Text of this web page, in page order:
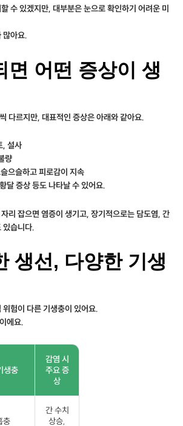
수 있겠지만, 대부분은 눈으로 확인하기 어려운 미
많아요.
면 어떤 증상이 생
다르지만, 대표적인 증상은 아래와 같아요.
, 설사
량
으슬하고 피로감이 지속
달 증상 등도 나타날 수 있어요.
리 잡으면 염증이 생기고, 장기적으로는 담도염, 간
있습니다.
생선, 다양한 기생
험이 다른 기생충이 있어요.
에요.
생충
감염 시
주요 증
상
충
간 수치
상승,